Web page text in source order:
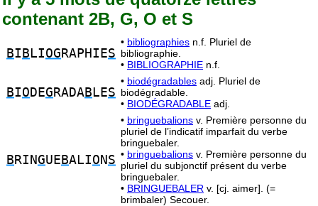
contenant 2B, G, O et S
BI B LIOG RAPHIES
• bibliographies n.f. Pluriel de
bibliographie.
• BIBLIOGRAPHIE n.f.
BIO DEG RADAB LES
• biodégradables adj. Pluriel de
biodégradable.
• BIODÉGRADABLE adj.
B RINGUE BALIO N S
• bringuebalions v. Première personne du
pluriel de l’indicatif imparfait du verbe
bringuebaler.
• bringuebalions v. Première personne du
pluriel du subjonctif présent du verbe
bringuebaler.
• BRINGUEBALER v. [cj. aimer]. (=
brimbaler) Secouer.